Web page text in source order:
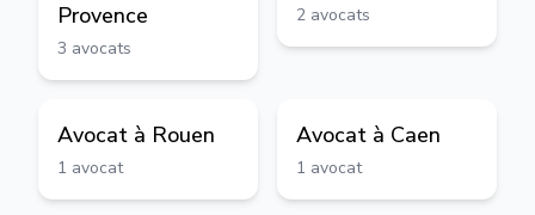
Provence
3 avocats
2 avocats
Avocat à Rouen
1 avocat
Avocat à Caen
1 avocat